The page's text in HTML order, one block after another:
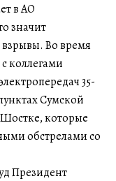
в АО
значит
взрывы. Во время
коллегами
35-
Сумской
которые
обстрелами со
Президент